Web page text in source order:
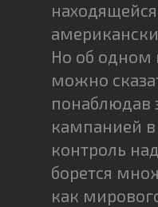
Но об одном
можно
понаблюдав
кампанией в
контроль
борется
как